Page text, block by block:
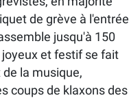
de grève à l'entrée
jusqu'à 150
et festif se fait
la musique,
coups de klaxons des